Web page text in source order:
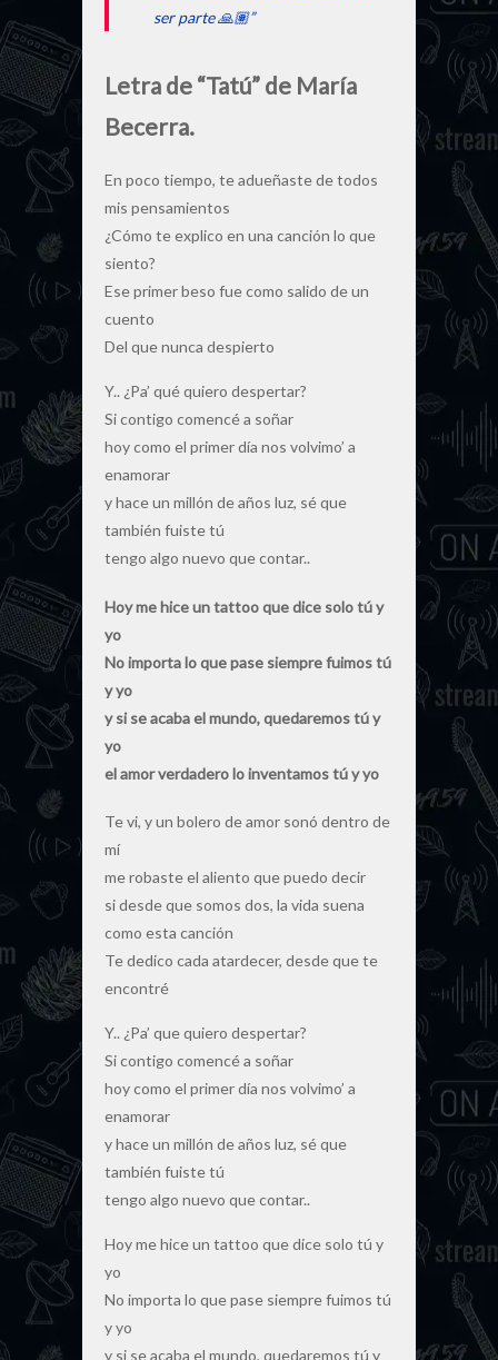
ser parte 🙏🏽”
Letra de “Tatú” de María
Becerra.
En poco tiempo, te adueñaste de todos
mis pensamientos
¿Cómo te explico en una canción lo que
siento?
Ese primer beso fue como salido de un
cuento
Del que nunca despierto
Y.. ¿Pa’ qué quiero despertar?
Si contigo comencé a soñar
hoy como el primer día nos volvimo’ a
enamorar
y hace un millón de años luz, sé que
también fuiste tú
tengo algo nuevo que contar..
Hoy me hice un tattoo que dice solo tú y
yo
No importa lo que pase siempre fuimos tú
y yo
y si se acaba el mundo, quedaremos tú y
yo
el amor verdadero lo inventamos tú y yo
Te vi, y un bolero de amor sonó dentro de
mí
me robaste el aliento que puedo decir
si desde que somos dos, la vida suena
como esta canción
Te dedico cada atardecer, desde que te
encontré
Y.. ¿Pa’ que quiero despertar?
Si contigo comencé a soñar
hoy como el primer día nos volvimo’ a
enamorar
y hace un millón de años luz, sé que
también fuiste tú
tengo algo nuevo que contar..
Hoy me hice un tattoo que dice solo tú y
yo
No importa lo que pase siempre fuimos tú
y yo
y si se acaba el mundo, quedaremos tú y